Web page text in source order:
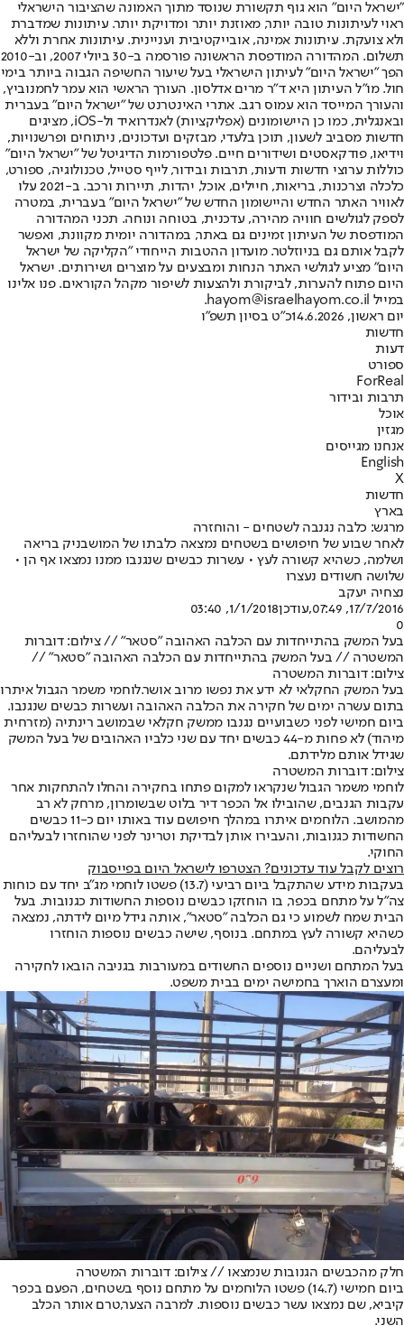
"ישראל היום" הוא גוף תקשורת שנוסד מתוך האמונה שהציבור הישראלי
ראוי לעיתונות טובה יותר, מאוזנת יותר ומדויקת יותר. עיתונות שמדברת
ולא צועקת. עיתונות אמינה, אובייקטיבית ועניינית. עיתונות אחרת וללא
תשלום. המהדורה המודפסת הראשונה פורסמה ב-30 ביולי 2007, וב-2010
הפך "ישראל היום" לעיתון הישראלי בעל שיעור החשיפה הגבוה ביותר בימי
חול. מו"ל העיתון היא ד"ר מרים אדלסון. העורך הראשי הוא עמר לחמנוביץ,
והעורך המייסד הוא עמוס רגב. אתרי האינטרנט של "ישראל היום" בעברית
ובאנגלית, כמו כן היישומונים (אפליקציות) לאנדרואיד ול-iOS, מציגים
חדשות מסביב לשעון, תוכן בלעדי, מבזקים ועדכונים, ניתוחים ופרשנויות,
וידיאו, פודקאסטים ושידורים חיים. פלטפורמות הדיגיטל של "ישראל היום"
כוללות ערוצי חדשות ודעות, תרבות ובידור, לייף סטייל, טכנולוגיה, ספורט,
כלכלה וצרכנות, בריאות, חיילים, אוכל, יהדות, תיירות ורכב. ב-2021 עלו
לאוויר האתר החדש והיישומון החדש של "ישראל היום" בעברית, במטרה
לספק לגולשים חוויה מהירה, עדכנית, בטוחה ונוחה. תכני המהדורה
המודפסת של העיתון זמינים גם באתר, במהדורה יומית מקוונת, ואפשר
לקבל אותם גם בניוזלטר. מועדון ההטבות הייחודי "הקליקה של ישראל
היום" מציע לגולשי האתר הנחות ומבצעים על מוצרים ושירותים. ישראל
היום פתוח להערות, לביקורת ולהצעות לשיפור מקהל הקוראים. פנו אלינו
במייל hayom@israelhayom.co.il.
יום ראשון, 14.6.2026
כ"ט בסיון תשפ"ו
חדשות
דעות
ספורט
ForReal
תרבות ובידור
אוכל
מגזין
אנחנו מגייסים
English
X
חדשות
בארץ
מרגש: כלבה נגנבה לשטחים - והוחזרה
לאחר שבוע של חיפושים בשטחים נמצאה כלבתו של המושבניק בריאה
ושלמה, כשהיא קשורה לעץ • עשרות כבשים שנגנבו ממנו נמצאו אף הן •
שלושה חשודים נעצרו
נצחיה יעקב
17/7/2016, 07:49
,עודכן1/1/2018, 03:40
0
בעל המשק בהתייחדות עם הכלבה האהובה "סטאר" // צילום: דוברות
המשטרה // בעל המשק בהתייחדות עם הכלבה האהובה "סטאר" //
צילום: דוברות המשטרה
בעל המשק החקלאי לא ידע את נפשו מרוב אושר.לוחמי משמר הגבול איתרו
בתום עשרה ימים של חקירה את הכלבה האהובה ועשרות כבשים שנגנבו.
ביום חמישי לפני כשבועיים נגנבו ממשק חקלאי שבמושב רינתיה (מזרחית
מיהוד) לא פחות מ-44 כבשים יחד עם שני כלביו האהובים של בעל המשק
שגידל אותם מלידתם.
צילום: דוברות המשטרה
לוחמי משמר הגבול שנקראו למקום פתחו בחקירה והחלו להתחקות אחר
עקבות הגנבים, שהובילו אל הכפר דיר בלוט שבשומרון, מרחק לא רב
מהמושב. הלוחמים איתרו במהלך חיפושם עוד באותו יום כ-11 כבשים
החשודות כגנובות, והעבירו אותן לבדיקת וטרינר לפני שהוחזרו לבעליהם
החוקי.
רוצים לקבל עוד עדכונים? הצטרפו לישראל היום בפייסבוק
בעקבות מידע שהתקבל ביום רביעי (13.7) פשטו לוחמי מג"ב יחד עם כוחות
צה"ל על מתחם בכפר, בו הוחזקו כבשים נוספות החשודות כגנובות. בעל
הבית שמח לשמוע כי גם הכלבה "סטאר", אותה גידל מיום לידתה, נמצאה
כשהיא קשורה לעץ במתחם. בנוסף, שישה כבשים נוספות הוחזרו
לבעליהם.
בעל המתחם ושניים נוספים החשודים במעורבות בגניבה הובאו לחקירה
ומעצרם הוארך בחמישה ימים בבית משפט.
חלק מהכבשים הגנובות שנמצאו // צילום: דוברות המשטרה
ביום חמישי (14.7) פשטו הלוחמים על מתחם נוסף בשטחים, הפעם בכפר
קיביא, שם נמצאו עשר כבשים נוספות. למרבה הצער,טרם אותר הכלב
השני.